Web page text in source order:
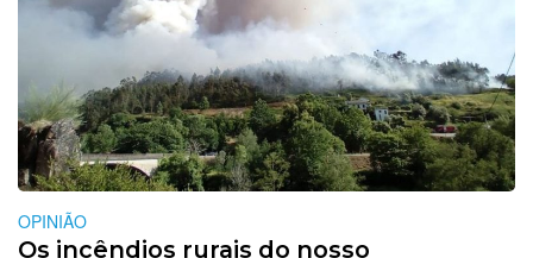
OPINIÃO
Os incêndios rurais do nosso